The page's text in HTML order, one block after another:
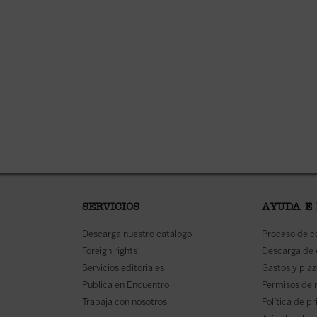
SERVICIOS
Descarga nuestro catálogo
Foreign rights
Servicios editoriales
Publica en Encuentro
Trabaja con nosotros
AYUDA E
Proceso de
Descarga de
Gastos y
Permisos de
Política de